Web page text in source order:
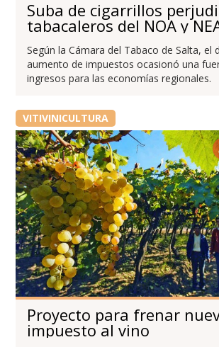
Suba de cigarrillos
tabacaleros del NOA y
Según la Cámara del Tabaco de Salta, el
aumento de impuestos ocasionó una
ingresos para las economías regionales.
VITIVINICULTURA
Proyecto para frenar
impuesto al vino